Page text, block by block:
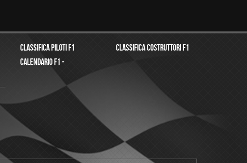
Classifica Piloti f1
Classifica costruttori f1
Calendario f1 -